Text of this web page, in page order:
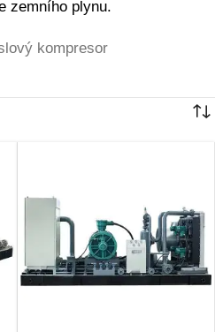
zemního plynu.
kompresor